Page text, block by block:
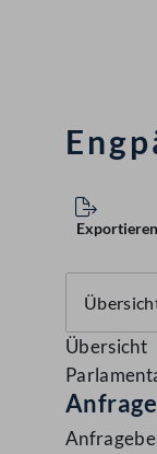
Exportieren
Übersicht